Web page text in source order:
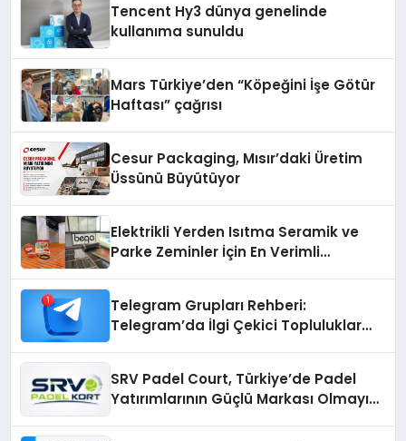
Tencent Hy3 dünya genelinde
kullanıma sunuldu
Mars Türkiye’den “Köpeğini İşe Götür
Haftası” çağrısı
Cesur Packaging, Mısır’daki Üretim
Üssünü Büyütüyor
Elektrikli Yerden Isıtma Seramik ve
Parke Zeminler İçin En Verimli
Telegram Grupları Rehberi:
Telegram’da İlgi Çekici Topluluklar
SRV Padel Court, Türkiye’de Padel
Yatırımlarının Güçlü Markası Olmayı